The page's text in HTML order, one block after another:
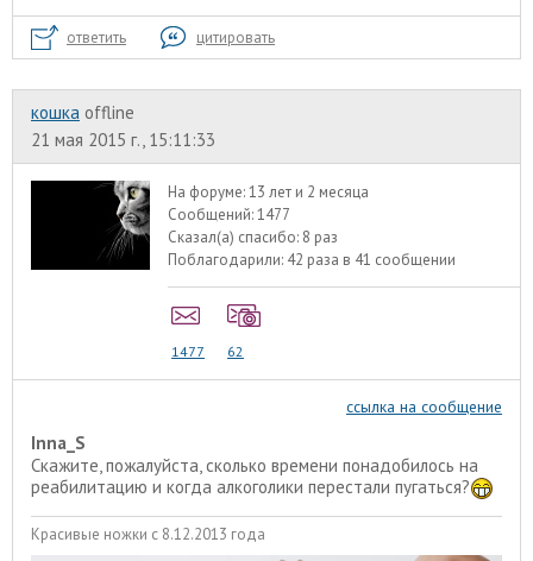
ответить цитировать
кошка offline
21 мая 2015 г., 15:11:33
На форуме:13 лет и 2 месяца
Сообщений:1477
Сказал(а) спасибо: 8 раз
Поблагодарили: 42 раза в 41 сообщении
1477 62
ссылка на сообщение
Inna_S
Скажите, пожалуйста, сколько времени понадобилось на
реабилитацию и когда алкоголики перестали пугаться?
Красивые ножки с 8.12.2013 года